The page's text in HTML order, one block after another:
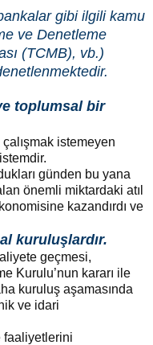
gibi ilgili kamu
ve Denetleme
(TCMB), vb.)
toplumsal bir
istemeyen
günden bu yana
önemli miktardaki atıl
kazandırdı ve
kuruluşlardır.
geçmesi,
Kurulu’nun kararı ile
kuruluş aşamasında
ve idari
faaliyetlerini